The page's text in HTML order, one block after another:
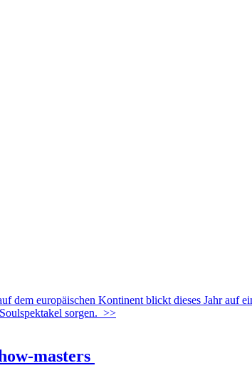
europäischen Kontinent blickt dieses Jahr auf
sorgen. >>
masters